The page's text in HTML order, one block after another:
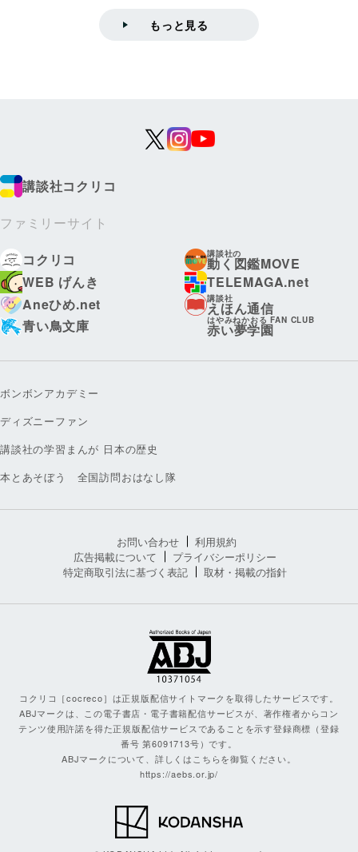
もっと見る
講談社コクリコ
ファミリーサイト
コクリコ
講談社の
動く図鑑MOVE
WEB げんき
TELEMAGA.net
Aneひめ.net
講談社
えほん通信
青い鳥文庫
はやみねかおる FAN CLUB
赤い夢学園
ボンボンアカデミー
ディズニーファン
講談社の学習まんが 日本の歴史
本とあそぼう 全国訪問おはなし隊
お問い合わせ
利用規約
広告掲載について
プライバシーポリシー
特定商取引法に基づく表記
取材・掲載の指針
コクリコ［cocreco］は正規版配信サイトマークを取得したサービスです。
ABJマークは、この電子書店・電子書籍配信サービスが、著作権者からコン
テンツ使用許諾を得た正規版配信サービスであることを示す登録商標（登録
番号 第6091713号）です。
ABJマークについて、詳しくはこちらを御覧ください。
https://aebs.or.jp/